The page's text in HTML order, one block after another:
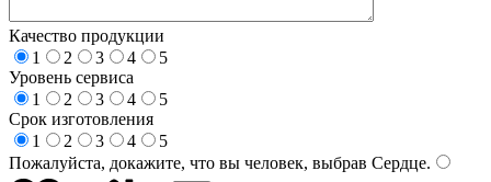
Качество продукции
1
2 3 4
5
Уровень сервиса
1
2 3 4
5
Срок изготовления
1
2 3 4
5
Пожалуйста, докажите, что вы человек, выбрав Сердце.